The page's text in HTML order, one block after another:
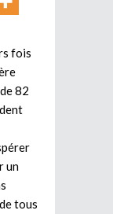
fois
82
un
tous